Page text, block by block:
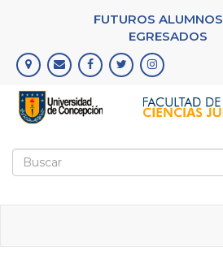
principal
FUTUROS ALUMNOS
EGRESADOS
Formulario